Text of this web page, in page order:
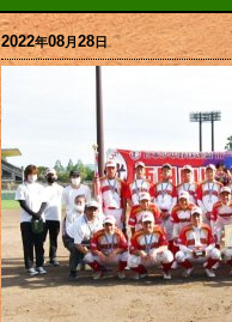
2022年08月28日